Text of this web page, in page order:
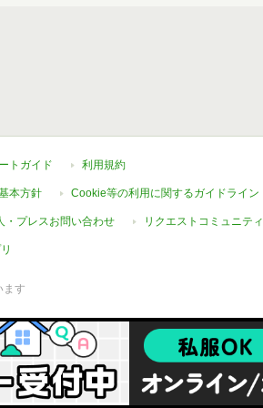
トガイド 利用規約
本方針 Cookie等の利用に関するガイドライン
・プレスお問い合わせ リクエストコミュニティ
ます